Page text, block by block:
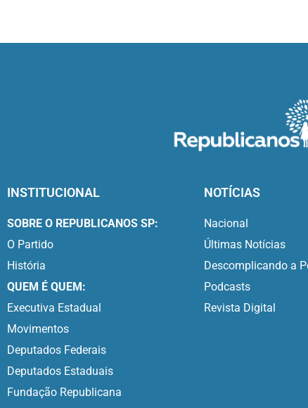
INSTITUCIONAL
SOBRE O REPUBLICANOS SP:
O Partido
História
QUEM É QUEM:
Executiva Estadual
Movimentos
Deputados Federais
Deputados Estaduais
Fundação Republicana
NOTÍCIAS
Nacional
Últimas Notícias
Descomplicando a
Podcasts
Revista Digital